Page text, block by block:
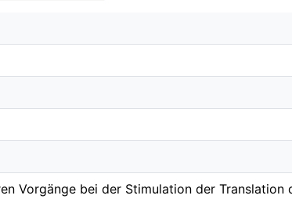
Vorgänge bei der Stimulation der Translation